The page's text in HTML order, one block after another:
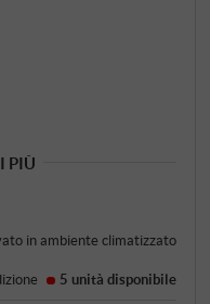
PIÙ
in ambiente climatizzato
5 unità disponibile